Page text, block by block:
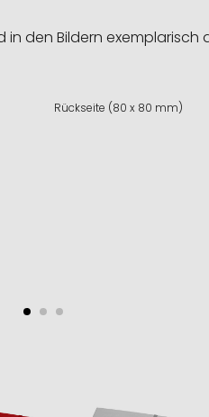
den Bildern exemplarisch
Rückseite (80 x 80 mm)